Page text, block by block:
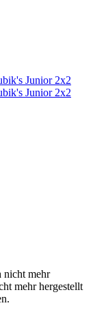
nicht mehr
mehr hergestellt